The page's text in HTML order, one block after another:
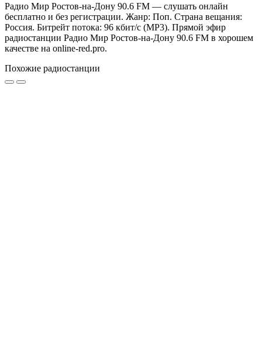
Радио Мир Ростов-на-Дону 90.6 FM — слушать онлайн
бесплатно и без регистрации. Жанр: Поп. Страна вещания:
Россия. Битрейт потока: 96 кбит/с (MP3). Прямой эфир
радиостанции Радио Мир Ростов-на-Дону 90.6 FM в хорошем
качестве на online-red.pro.
Похожие радиостанции